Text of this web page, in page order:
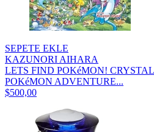
SEPETE EKLE
KAZUNORI AIHARA
LETS FIND POKéMON!
POKéMON ADVENTURE...
$500,00